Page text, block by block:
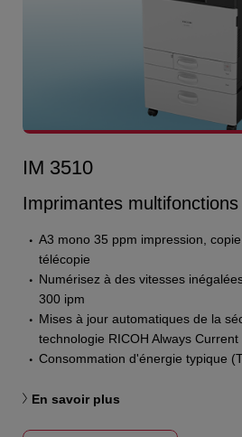
IM 3510
Imprimantes multifonctions
A3 mono 35 ppm impression,
télécopie
Numérisez à des vitesses
300 ipm
Mises à jour automatiques de la
technologie RICOH Always Current
Consommation d'énergie typique
En savoir plus